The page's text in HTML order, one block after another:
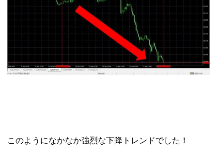
このようになかなか強烈な下降トレンドでした！